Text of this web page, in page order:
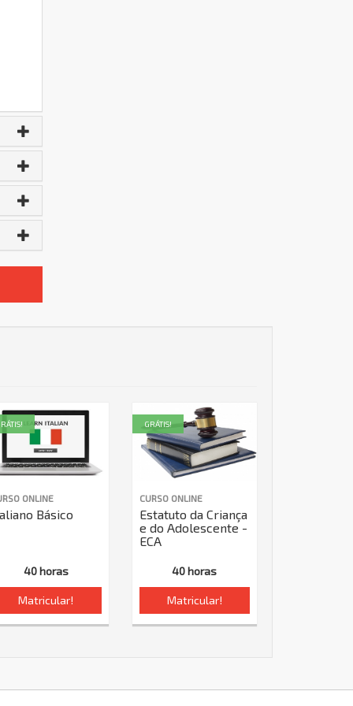
ONLINE
Básico
40 horas
Matricular!
CURSO ONLINE
Estatuto da Criança
e do Adolescente -
ECA
40 horas
Matricular!
GRÁTIS!